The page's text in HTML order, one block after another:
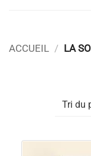
ACCUEIL / LA